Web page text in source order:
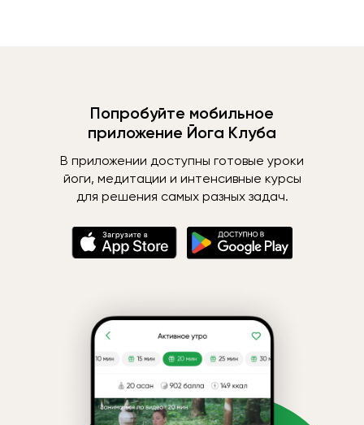
Попробуйте мобильное
приложение Йога Клуба
В приложении доступны готовые уроки
йоги, медитации и интенсивные курсы
для решения самых разных задач.